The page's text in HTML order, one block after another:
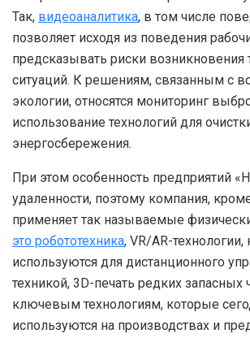
Так, видеоаналитика, в том числе
позволяет исходя из поведения
предсказывать риски возникновения
ситуаций. К решениям, связанным с
экологии, относятся мониторинг
использование технологий для
энергосбережения.
При этом особенность предприятий
удаленности, поэтому компания,
применяет так называемые
это робототехника, VR/AR-
используются для дистанционного
техникой, 3D-печать редких запасных
ключевым технологиям, которые
используются на производствах и